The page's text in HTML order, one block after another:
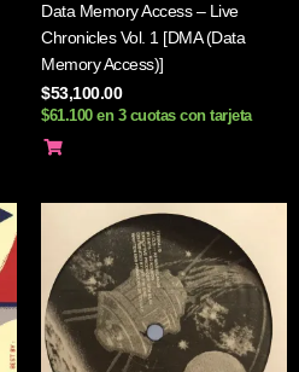
Data Memory Access – Live
Chronicles Vol. 1 [DMA (Data
Memory Access)]
$53,100.00
$61.100 en 3 cuotas con tarjeta